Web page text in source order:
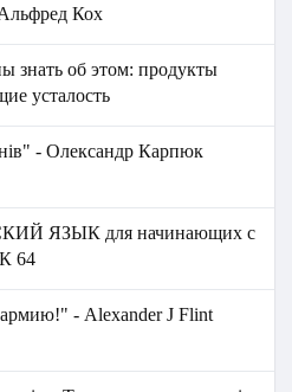
Кох
знать об этом: продукты
усталость
- Олександр Карпюк
ЯЗЫК для начинающих с
64
- Аlexander J Flint